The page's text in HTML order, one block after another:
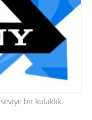
seviye bir kulaklık